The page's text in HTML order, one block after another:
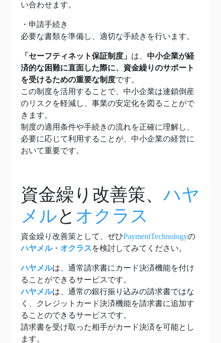
い合わせます。
・申請手続き
必要な書類を準備し、適切な手続きを行います。
「セーフティネット保証制度」 は、 中小企業が経
済的な困難に直面した際に、資金繰りのサポート
を受けるための重要な制度です。
この制度を活用することで、中小企業は連鎖倒産
のリスクを軽減し、事業の安定化を図ることがで
きます。
制度の適用条件や手続きの流れを正確に理解し、
必要に応じて利用することが、中小企業の経営に
おいて重要です。
資金繰り改善策、 ハヤ
メルと オクラス
資金繰り改善策として、ぜひPaymentTechnologyの
ハヤメル・ オクラスを検討してみてください。
ハヤメルは、通常請求書にカード決済機能を付け
ることができるサービスです。
ハヤメルは、通常の銀行振り込みの請求書ではな
く、クレジットカード決済機能を請求書に追加す
ることのできるサービスです。
請求書を受け取った相手がカード決済を可能とし
ます。